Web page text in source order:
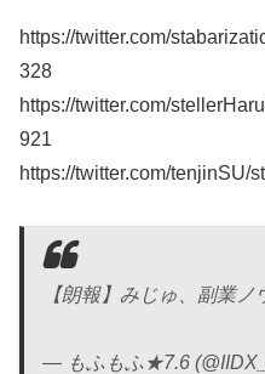
https://twitter.com/
328
https://twitter.com/
921
https://twitter.com/tenjinSU/
【朗報】みじゅ、副業
— もふもふ★7.6